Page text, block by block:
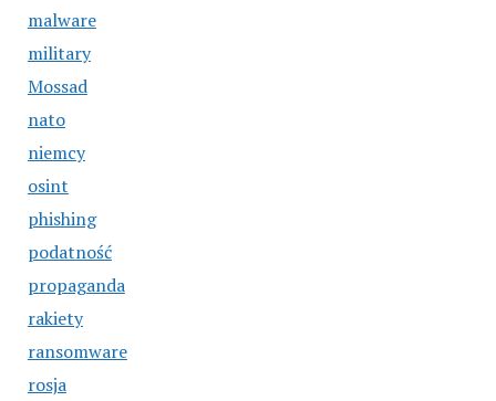
malware
military
Mossad
nato
niemcy
osint
phishing
podatność
propaganda
rakiety
ransomware
rosja